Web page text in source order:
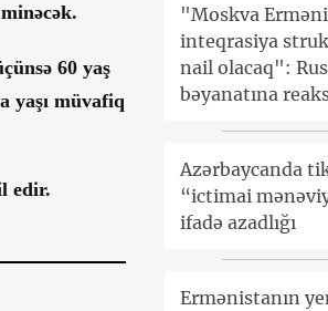
60 yaş
yaşı müvafiq
edir.
"Moskva
inteqrasiya
nail olacaq":
bəyanatına
Azərbaycanda
“ictimai
ifadə azadlığı
Ermənistanın